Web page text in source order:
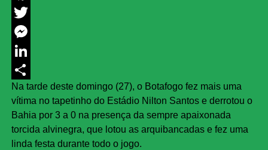
Facebook
Twitter
Messenger
LinkedIn
Share
Na tarde deste domingo (27), o Botafogo fez mais uma
vítima no tapetinho do Estádio Nilton Santos e derrotou o
Bahia por 3 a 0 na presença da sempre apaixonada
torcida alvinegra, que lotou as arquibancadas e fez uma
linda festa durante todo o jogo.